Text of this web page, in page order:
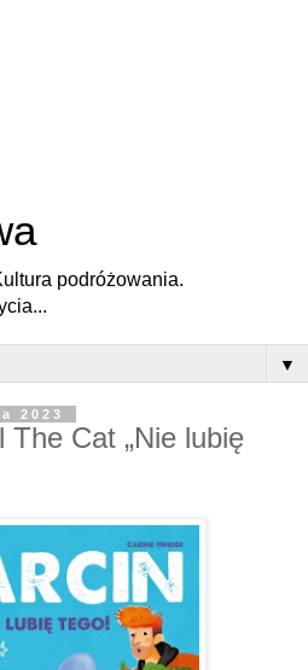
podróżowania.
▼
2023
The Cat „Nie lubię